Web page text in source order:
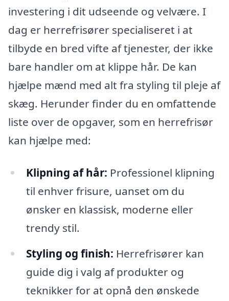
investering i dit udseende og velvære. I
dag er herrefrisører specialiseret i at
tilbyde en bred vifte af tjenester, der ikke
bare handler om at klippe hår. De kan
hjælpe mænd med alt fra styling til pleje af
skæg. Herunder finder du en omfattende
liste over de opgaver, som en herrefrisør
kan hjælpe med:
Klipning af hår: Professionel klipning
til enhver frisure, uanset om du
ønsker en klassisk, moderne eller
trendy stil.
Styling og finish: Herrefrisører kan
guide dig i valg af produkter og
teknikker for at opnå den ønskede